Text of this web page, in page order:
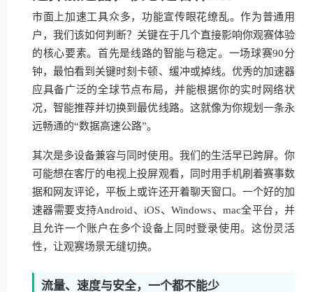
市面上加速工具众多，功能宣传眼花缭乱。作为普通用
户，我们该如何判断？关键在于几个直接影响你观赛体验
的核心要素。首先是线路的智能与稳定。一场球赛90分
钟，最怕看到关键时刻卡顿、缓冲或掉线。优秀的加速器
应具备广泛的全球节点布局，并能根据你的实时网络状
况，智能推荐并切换到最优线路。这就像为你规划一条永
远畅通的“数据高速公路”。
其次是多设备兼容与同时使用。我们的生活早已跨屏。你
可能想在客厅的电视上投屏观看，同时用手机刷着赛事数
据和网友评论，平板上或许还开着聊天窗口。一个好的加
速器需要支持Android、iOS、Windows、mac全平台，并
且允许一个账户在多个设备上同时登录使用。这份灵活
性，让观赛场景无缝切换。
流量、速度与安全，一个都不能少